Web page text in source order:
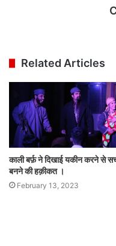
Related Articles
काली बर्फ़ ने दिखाई यकीन करने से
बनने की हक़ीकत ।
February 13, 2023